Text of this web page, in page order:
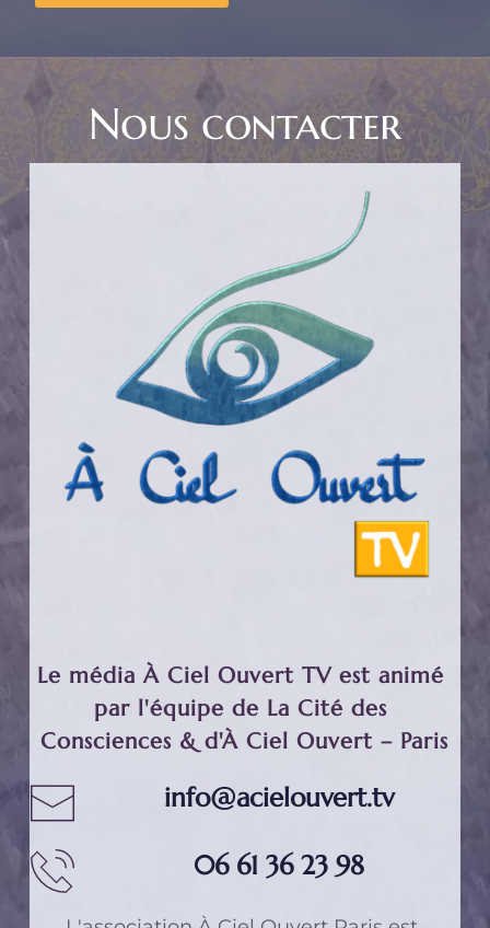
Nous contacter
Le média À Ciel Ouvert TV est animé
par l'équipe de La Cité des
Consciences & d'À Ciel Ouvert – Paris
info@acielouvert.tv
06 61 36 23 98